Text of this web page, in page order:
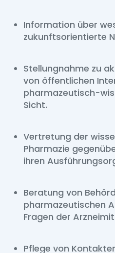
Information über
zukunftsorientierte
Stellungnahme zu
von öffentlichen
pharmazeutisch-
Sicht.
Vertretung der
Pharmazie
ihren
Beratung von
pharmazeutischen
Fragen der
Pflege von